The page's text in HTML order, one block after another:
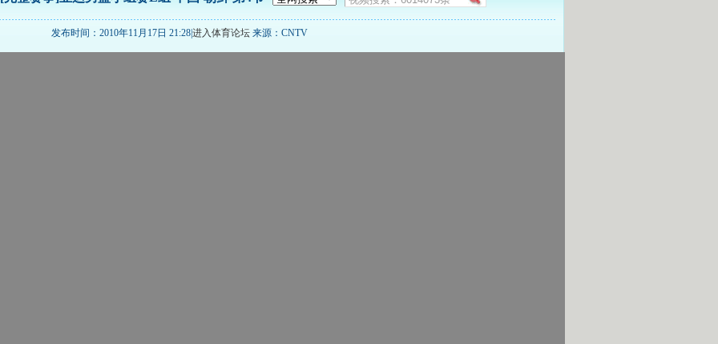
发布时间：2010年11月17日 21:28|进入体育论坛 来源：CNTV